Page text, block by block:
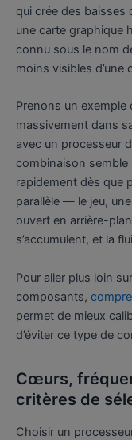
qui crée des baisses
une carte graphique
connu sous le nom
moins visibles d’une
Prenons un
massivement dans
avec un processeur
combinaison semble
rapidement dès que
parallèle — le jeu,
ouvert en arrière-
s’accumulent, et la
Pour aller plus loin
composants,
permet de mieux
d’éviter ce type de
Cœurs,
critères de
Choisir un